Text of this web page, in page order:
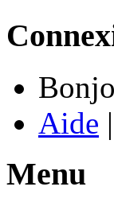
Aide |
Menu